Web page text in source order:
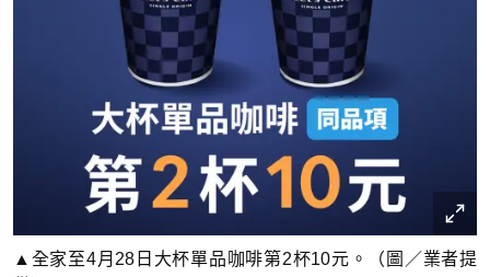
▲全家至4月28日大杯單品咖啡第2杯10元。（圖／業者提